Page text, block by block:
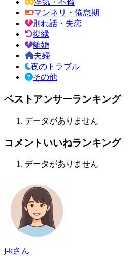
浮気・不倫
マンネリ・倦怠期
別れ話・失恋
復縁
離婚
夫婦
夜のトラブル
その他
ベストアンサーランキング
データがありません
コメントいいねランキング
データがありません
j-kさん